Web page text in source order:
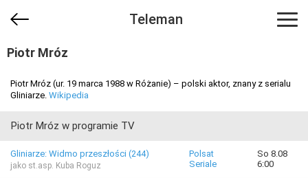
Teleman
Piotr Mróz
Piotr Mróz (ur. 19 marca 1988 w Różanie) – polski aktor, znany z serialu
Gliniarze. Wikipedia
Piotr Mróz w programie TV
Gliniarze: Widmo przeszłości (244)
jako st.asp. Kuba Roguz
Polsat
Seriale
So 8.08
6:00